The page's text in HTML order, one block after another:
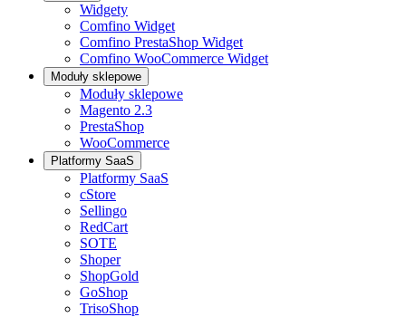
Widgety
Comfino Widget
Comfino PrestaShop Widget
Comfino WooCommerce Widget
Moduły sklepowe
Moduły sklepowe
Magento 2.3
PrestaShop
WooCommerce
Platformy SaaS
Platformy SaaS
cStore
Sellingo
RedCart
SOTE
Shoper
ShopGold
GoShop
TrisoShop